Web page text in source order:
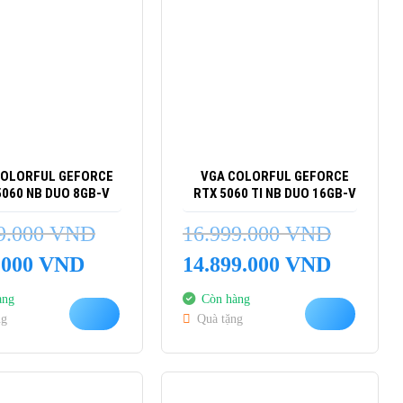
GEFORCE
NB DUO 8GB-V
VND
VND.
VND
tại
VGA COLORFUL GEFORCE
RTX 5060 TI NB DUO 16GB-V
16.999.000VND
Giá
là:
16.999.000 VND.
14.899.000 VND
tại
Còn hàng
Quà tặng